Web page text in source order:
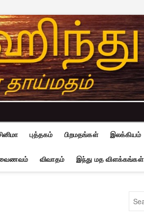
புத்தகம் பிறமதங்கள் இலக்கியம்
விவாதம் இந்து மத விளக்கங்கள்